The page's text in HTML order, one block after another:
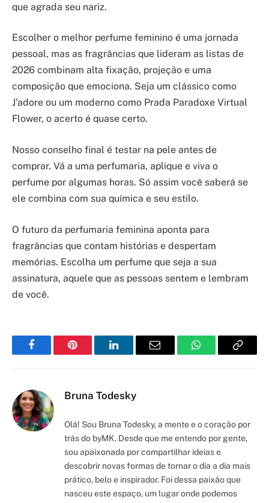
que agrada seu nariz.
Escolher o melhor perfume feminino é uma jornada
pessoal, mas as fragrâncias que lideram as listas de
2026 combinam alta fixação, projeção e uma
composição que emociona. Seja um clássico como
J’adore ou um moderno como Prada Paradoxe Virtual
Flower, o acerto é quase certo.
Nosso conselho final é testar na pele antes de
comprar. Vá a uma perfumaria, aplique e viva o
perfume por algumas horas. Só assim você saberá se
ele combina com sua química e seu estilo.
O futuro da perfumaria feminina aponta para
fragrâncias que contam histórias e despertam
memórias. Escolha um perfume que seja a sua
assinatura, aquele que as pessoas sentem e lembram
de você.
FacebookPinterest LinkedInEmail WhatsAppCopy
Bruna Todesky
Olá! Sou Bruna Todesky, a mente e o coração por
trás do byMK. Desde que me entendo por gente,
sou apaixonada por compartilhar ideias e
descobrir novas formas de tornar o dia a dia mais
prático, belo e inspirador. Foi dessa paixão que
nasceu este espaço, um lugar onde podemos